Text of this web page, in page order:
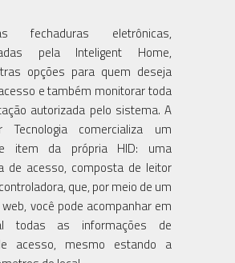
fechaduras eletrônicas,
pela Inteligent Home,
opções para quem deseja
e também monitorar toda
autorizada pelo sistema. A
Tecnologia comercializa um
item da própria HID: uma
de acesso, composta de leitor
que, por meio de um
você pode acompanhar em
todas as informações de
acesso, mesmo estando a